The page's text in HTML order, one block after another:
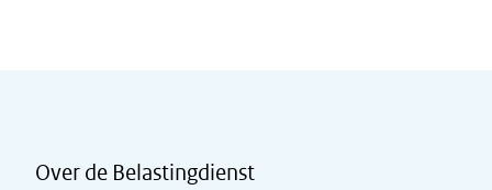
Over de Belastingdienst